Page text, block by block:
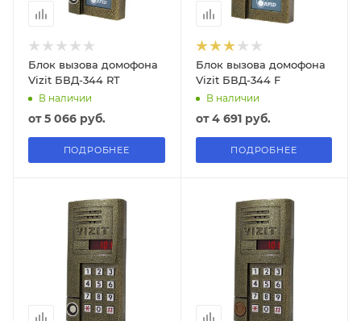
Блок вызова домофона
Vizit БВД-344 RT
В наличии
от5 066 руб.
ПОДРОБНЕЕ
Блок вызова домофона
Vizit БВД-344 F
В наличии
от4 691 руб.
ПОДРОБНЕЕ